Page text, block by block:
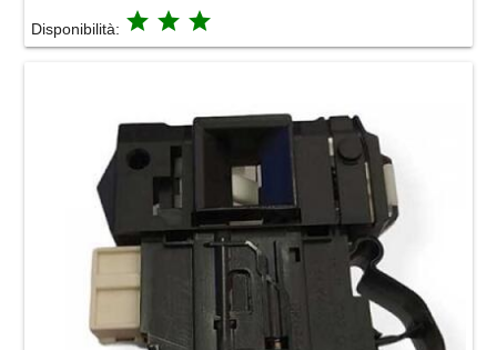
Disponibilità: grade grade grade